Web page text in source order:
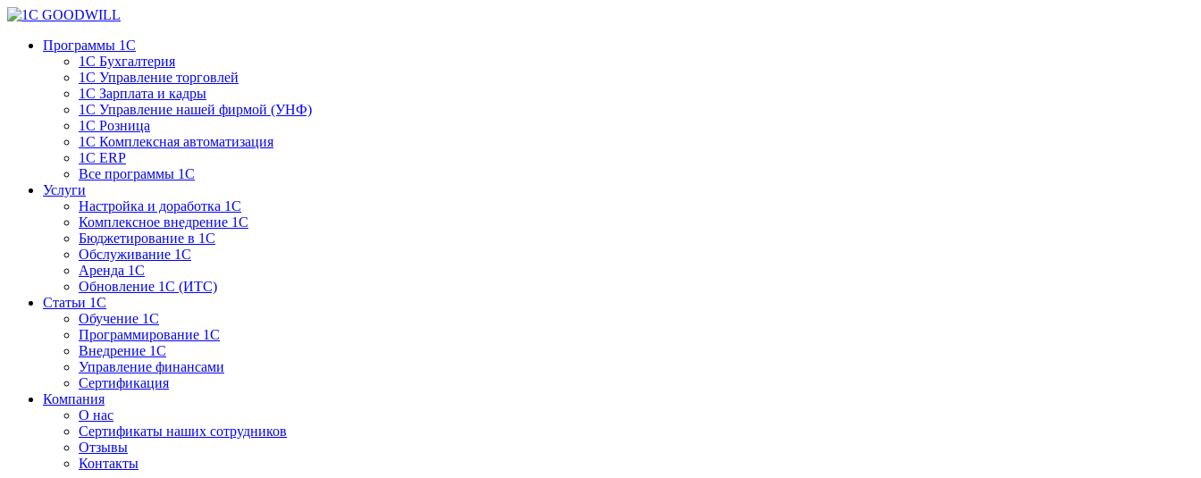
Программы 1С
1С Бухгалтерия
1С Управление торговлей
1С Зарплата и кадры
1С Управление нашей фирмой (УНФ)
1С Розница
1С Комплексная автоматизация
1С ERP
Все программы 1С
Услуги
Настройка и доработка 1С
Комплексное внедрение 1С
Бюджетирование в 1С
Обслуживание 1С
Аренда 1С
Обновление 1С (ИТС)
Статьи 1С
Обучение 1С
Программирование 1С
Внедрение 1С
Управление финансами
Сертификация
Компания
О нас
Сертификаты наших сотрудников
Отзывы
Контакты